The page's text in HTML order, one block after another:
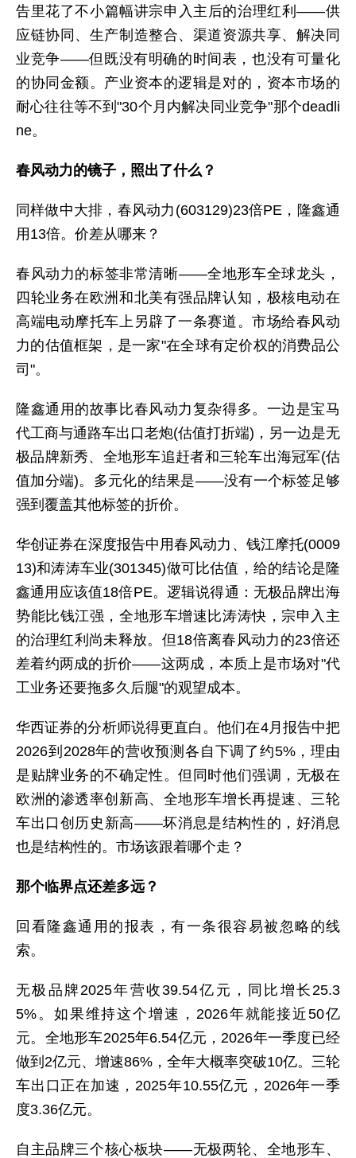
告里花了不小篇幅讲宗申入主后的治理红利——供
应链协同、生产制造整合、渠道资源共享、解决同
业竞争——但既没有明确的时间表，也没有可量化
的协同金额。产业资本的逻辑是对的，资本市场的
耐心往往等不到"30个月内解决同业竞争"那个deadli
ne。
春风动力的镜子，照出了什么？
同样做中大排，春风动力(603129)23倍PE，隆鑫通
用13倍。价差从哪来？
春风动力的标签非常清晰——全地形车全球龙头，
四轮业务在欧洲和北美有强品牌认知，极核电动在
高端电动摩托车上另辟了一条赛道。市场给春风动
力的估值框架，是一家"在全球有定价权的消费品公
司"。
隆鑫通用的故事比春风动力复杂得多。一边是宝马
代工商与通路车出口老炮(估值打折端)，另一边是无
极品牌新秀、全地形车追赶者和三轮车出海冠军(估
值加分端)。多元化的结果是——没有一个标签足够
强到覆盖其他标签的折价。
华创证券在深度报告中用春风动力、钱江摩托(0009
13)和涛涛车业(301345)做可比估值，给的结论是隆
鑫通用应该值18倍PE。逻辑说得通：无极品牌出海
势能比钱江强，全地形车增速比涛涛快，宗申入主
的治理红利尚未释放。但18倍离春风动力的23倍还
差着约两成的折价——这两成，本质上是市场对"代
工业务还要拖多久后腿"的观望成本。
华西证券的分析师说得更直白。他们在4月报告中把
2026到2028年的营收预测各自下调了约5%，理由
是贴牌业务的不确定性。但同时他们强调，无极在
欧洲的渗透率创新高、全地形车增长再提速、三轮
车出口创历史新高——坏消息是结构性的，好消息
也是结构性的。市场该跟着哪个走？
那个临界点还差多远？
回看隆鑫通用的报表，有一条很容易被忽略的线
索。
无极品牌2025年营收39.54亿元，同比增长25.3
5%。如果维持这个增速，2026年就能接近50亿
元。全地形车2025年6.54亿元，2026年一季度已经
做到2亿元、增速86%，全年大概率突破10亿。三轮
车出口正在加速，2025年10.55亿元，2026年一季
度3.36亿元。
自主品牌三个核心板块——无极两轮、全地形车、